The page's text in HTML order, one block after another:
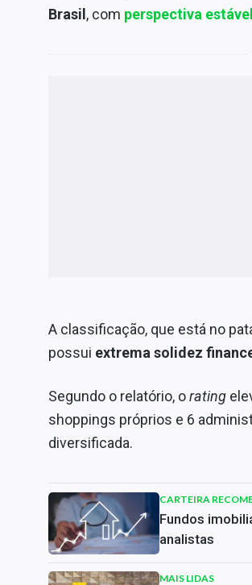
Brasil , com perspectiva
A classificação, que está no
possui extrema solidez
Segundo o relatório, orating
shoppings próprios e 6
diversificada.
CARTEIRA
Fundos
analistas
MAIS LIDAS